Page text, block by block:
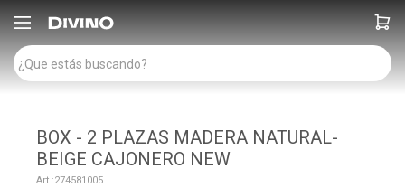

BOX - 2 PLAZAS MADERA NATURAL-
BEIGE CAJONERO NEW
274581005